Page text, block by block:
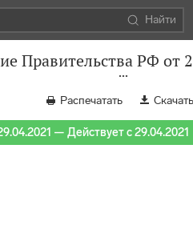
Найти
Правительства РФ от
Распечатать Скачать
— Действует с 29.04.2021